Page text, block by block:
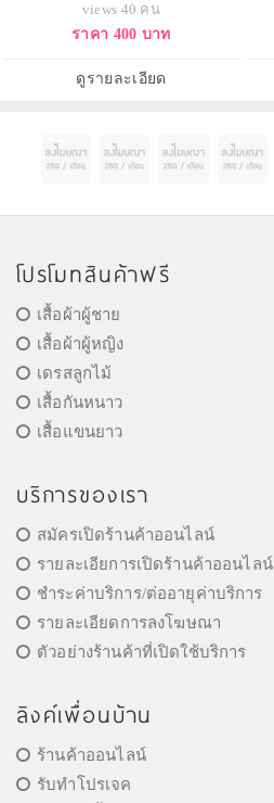
views 40 คน
ราคา 400 บาท
ดูรายละเอียด
โปรโมทสินค้าฟรี
เสื้อผ้าผู้ชาย
เสื้อผ้าผู้หญิง
เดรสลูกไม้
เสื้อกันหนาว
เสื้อแขนยาว
บริการของเรา
สมัครเปิดร้านค้าออนไลน์
รายละเอียการเปิดร้านค้าออนไลน์
ชำระค่าบริการ/ต่ออายุค่าบริการ
รายละเอียดการลงโฆษณา
ตัวอย่างร้านค้าที่เปิดใช้บริการ
ลิงค์เพื่อนบ้าน
ร้านค้าออนไลน์
รับทำโปรเจค